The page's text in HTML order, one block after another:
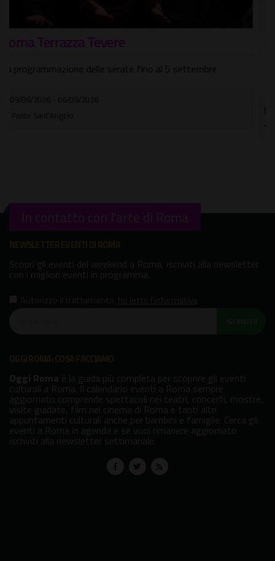
Selecter
Tre nuove date per celebrare il loro storico album "Too
Much Pressure"
In contatto con l'arte di Roma